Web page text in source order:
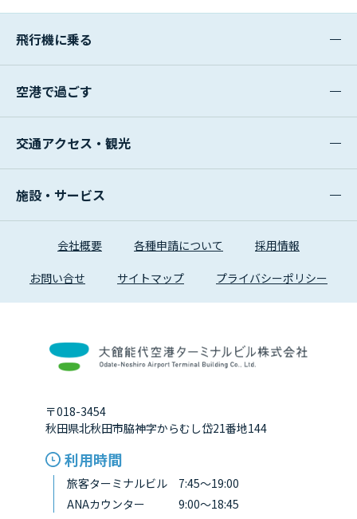
飛行機に乗る
空港で過ごす
交通アクセス・観光
施設・サービス
会社概要 各種申請について 採用情報
お問い合せ サイトマップ プライバシーポリシー
〒018-3454
秋田県北秋田市脇神字からむし岱21番地144
利用時間
旅客ターミナルビル 7:45～19:00
ANAカウンター 9:00～18:45